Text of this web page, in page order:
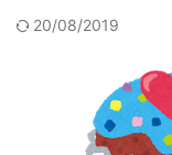
20/08/2019